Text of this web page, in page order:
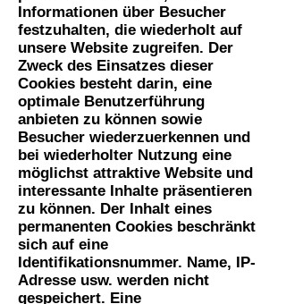
Informationen über Besucher
festzuhalten, die wiederholt auf
unsere Website zugreifen. Der
Zweck des Einsatzes dieser
Cookies besteht darin, eine
optimale Benutzerführung
anbieten zu können sowie
Besucher wiederzuerkennen und
bei wiederholter Nutzung eine
möglichst attraktive Website und
interessante Inhalte präsentieren
zu können. Der Inhalt eines
permanenten Cookies beschränkt
sich auf eine
Identifikationsnummer. Name, IP-
Adresse usw. werden nicht
gespeichert. Eine